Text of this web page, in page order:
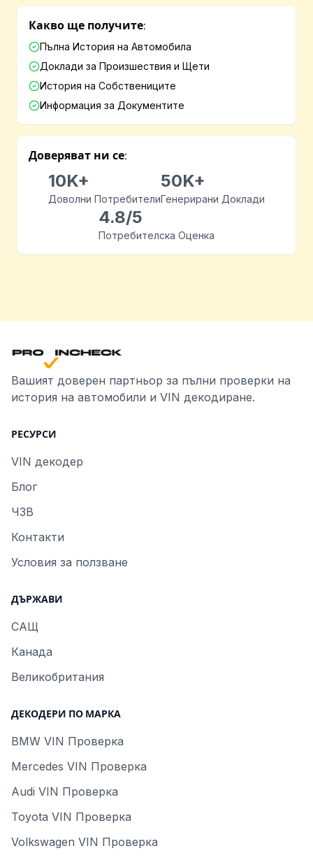
Какво ще получите:
Пълна История на Автомобила
Доклади за Произшествия и Щети
История на Собствениците
Информация за Документите
Доверяват ни се:
10K+
Доволни Потребители
50K+
Генерирани Доклади
4.8/5
Потребителска Оценка
Вашият доверен партньор за пълни проверки на
история на автомобили и VIN декодиране.
РЕСУРСИ
VIN декодер
Блог
ЧЗВ
Контакти
Условия за ползване
ДЪРЖАВИ
САЩ
Канада
Великобритания
ДЕКОДЕРИ ПО МАРКА
BMW VIN Проверка
Mercedes VIN Проверка
Audi VIN Проверка
Toyota VIN Проверка
Volkswagen VIN Проверка